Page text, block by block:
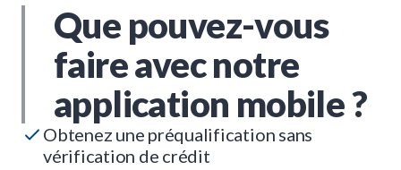
Que pouvez-vous
faire avec notre
application mobile ?
Obtenez une préqualification sans
vérification de crédit